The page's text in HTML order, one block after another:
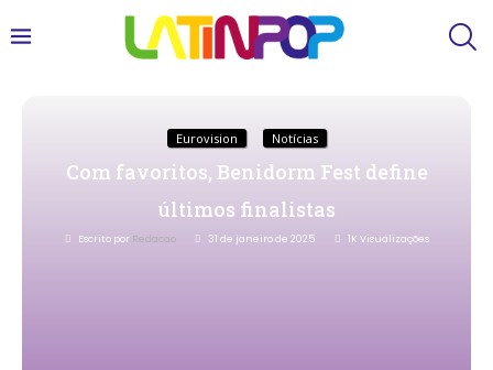
Eurovision Notícias
Com favoritos, Benidorm Fest define
últimos finalistas
Escrito por Redacao 31 de janeiro de 2025 1K Visualizações